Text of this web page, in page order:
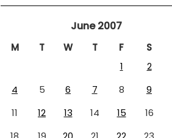
June 2007
M T W T F S
1
2
4
5 6 7 8 9
11
12 13 14 15 16